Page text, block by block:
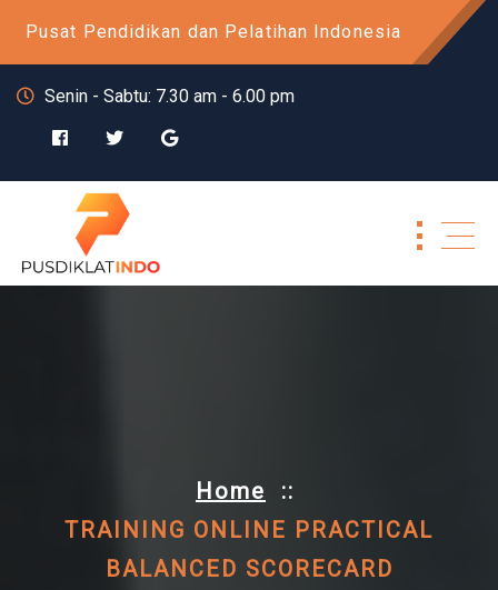
Pusat Pendidikan dan Pelatihan Indonesia
Senin - Sabtu: 7.30 am - 6.00 pm
Home ::
TRAINING ONLINE PRACTICAL
BALANCED SCORECARD